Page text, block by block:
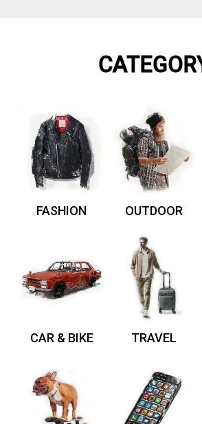
FASHION OUTDOOR
CAR & BIKE TRAVEL